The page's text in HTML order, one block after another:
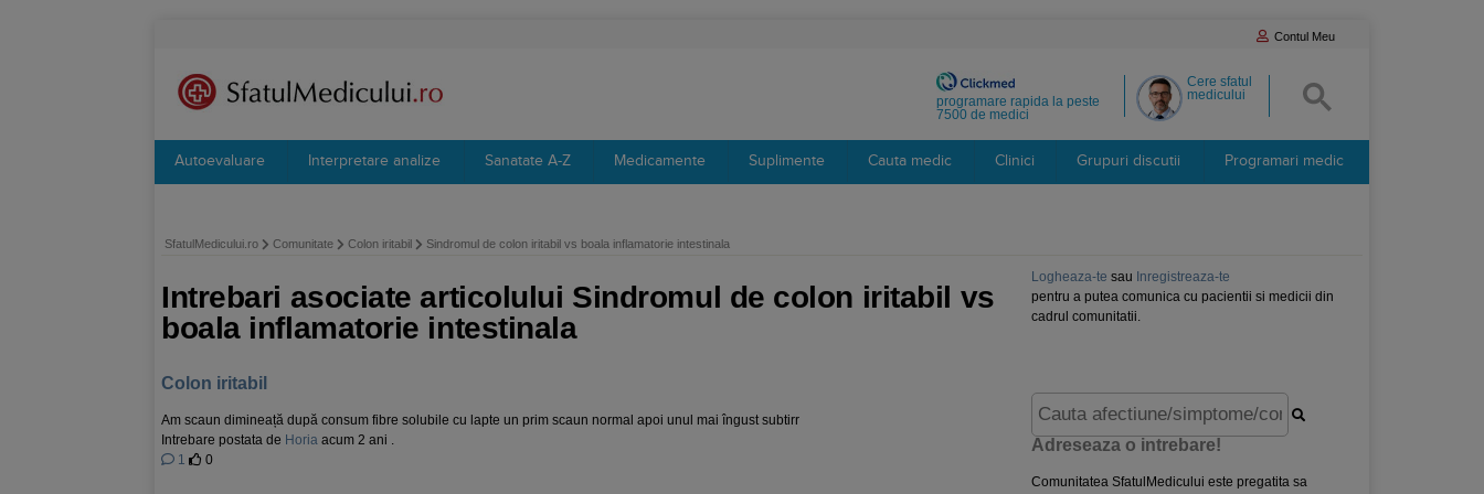
Contul Meu
Cere sfatul
medicului
programare rapida la peste
7500 de medici
Autoevaluare Interpretare analize Sanatate A-Z Medicamente Suplimente Cauta medic Clinici Grupuri discutii Programari medic
SfatulMedicului.ro Comunitate Colon iritabil Sindromul de colon iritabil vs boala inflamatorie intestinala
Intrebari asociate articolului Sindromul de colon iritabil vs
boala inflamatorie intestinala
Colon iritabil
Am scaun dimineață după consum fibre solubile cu lapte un prim scaun normal apoi unul mai îngust subtirr
Intrebare postata de Horia acum 2 ani .
1
0
Logheaza-te sau Inregistreaza-te
pentru a putea comunica cu pacientii si medicii din
cadrul comunitatii.
Adreseaza o intrebare!
Comunitatea SfatulMedicului este pregatita sa